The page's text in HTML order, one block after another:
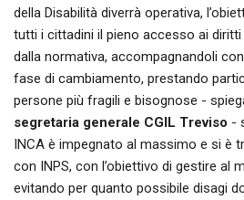
della Disabilità diverrà operativa,
tutti i cittadini il pieno accesso ai
dalla normativa, accompagnandoli
fase di cambiamento, prestando
persone più fragili e bisognose -
segretaria generale CGIL Treviso -
INCA è impegnato al massimo e si è
con INPS, con l’obiettivo di gestire al
evitando per quanto possibile disagi